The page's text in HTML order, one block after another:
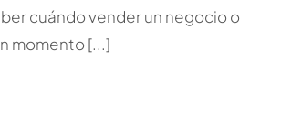
cuándo vender un negocio o
momento [...]